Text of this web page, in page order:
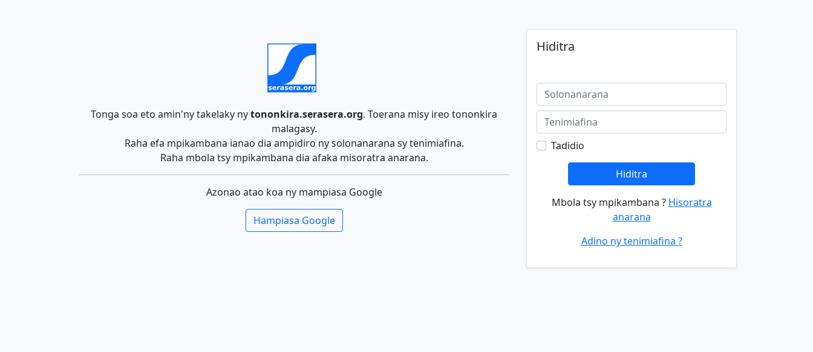
Tonga soa eto amin'ny takelaky nytononkira.serasera.org. Toerana misy ireo tononkira
malagasy.
Raha efa mpikambana ianao dia ampidiro ny solonanarana sy tenimiafina.
Raha mbola tsy mpikambana dia afaka misoratra anarana.
Azonao atao koa ny mampiasa Google
Hampiasa Google
Hiditra
Tadidio
Hiditra
Mbola tsy mpikambana ? Hisoratra
anarana
Adino ny tenimiafina ?